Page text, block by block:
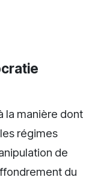
la manière dont
régimes
de
du